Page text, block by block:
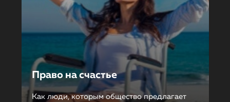
Право на счастье
Как люди, которым общество предлагает